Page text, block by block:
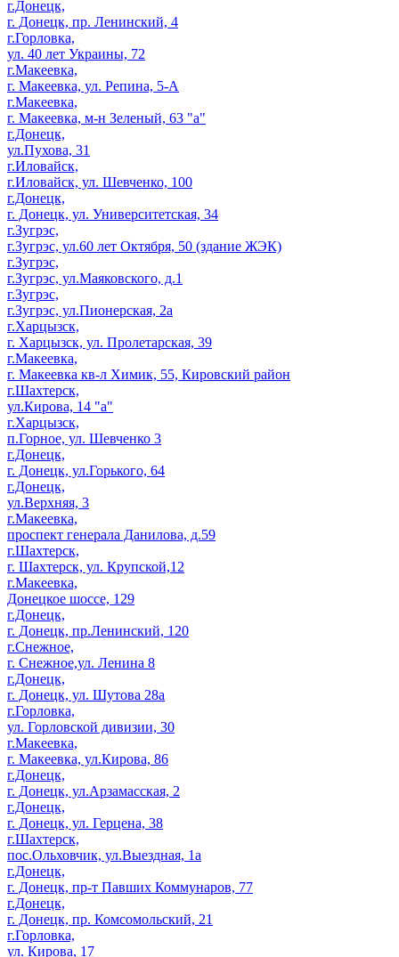
г.Донецк,
г. Донецк, пр. Ленинский, 4
г.Горловка,
ул. 40 лет Украины, 72
г.Макеевка,
г. Макеевка, ул. Репина, 5-А
г.Макеевка,
г. Макеевка, м-н Зеленый, 63 "а"
г.Донецк,
ул.Пухова, 31
г.Иловайск,
г.Иловайск, ул. Шевченко, 100
г.Донецк,
г. Донецк, ул. Университетская, 34
г.Зугрэс,
г.Зугрэс, ул.60 лет Октября, 50 (здание ЖЭК)
г.Зугрэс,
г.Зугрэс, ул.Маяковского, д.1
г.Зугрэс,
г.Зугрэс, ул.Пионерская, 2а
г.Харцызск,
г. Харцызск, ул. Пролетарская, 39
г.Макеевка,
г. Макеевка кв-л Химик, 55, Кировский район
г.Шахтерск,
ул.Кирова, 14 "а"
г.Харцызск,
п.Горное, ул. Шевченко 3
г.Донецк,
г. Донецк, ул.Горького, 64
г.Донецк,
ул.Верхняя, 3
г.Макеевка,
проспект генерала Данилова, д.59
г.Шахтерск,
г. Шахтерск, ул. Крупской,12
г.Макеевка,
Донецкое шоссе, 129
г.Донецк,
г. Донецк, пр.Ленинский, 120
г.Снежное,
г. Снежное,ул. Ленина 8
г.Донецк,
г. Донецк, ул. Шутова 28а
г.Горловка,
ул. Горловской дивизии, 30
г.Макеевка,
г. Макеевка, ул.Кирова, 86
г.Донецк,
г. Донецк, ул.Арзамасская, 2
г.Донецк,
г. Донецк, ул. Герцена, 38
г.Шахтерск,
пос.Ольховчик, ул.Выездная, 1а
г.Донецк,
г. Донецк, пр-т Павших Коммунаров, 77
г.Донецк,
г. Донецк, пр. Комсомольский, 21
г.Горловка,
ул. Кирова, 17